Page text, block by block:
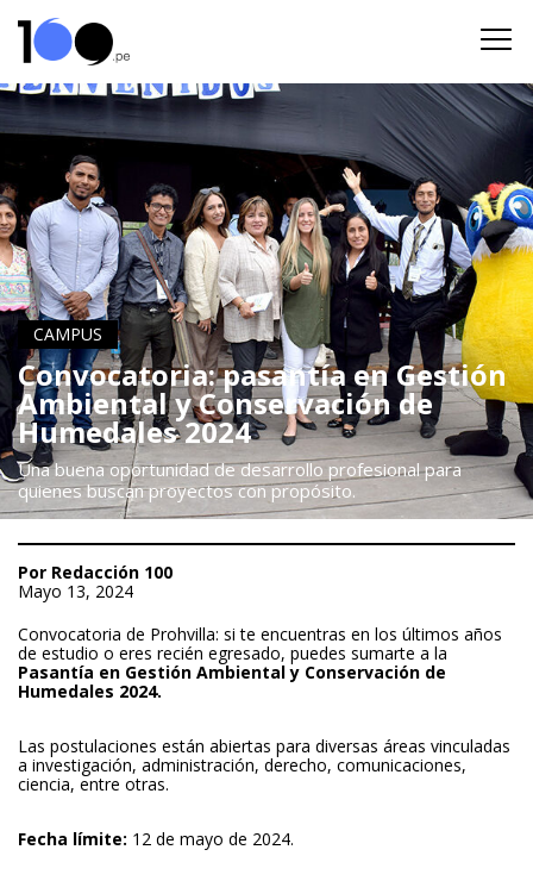
CAMPUS
Convocatoria: pasantía en Gestión
Ambiental y Conservación de
Humedales 2024
Una buena oportunidad de desarrollo profesional para
quienes buscan proyectos con propósito.
Por Redacción 100
Mayo 13, 2024
Convocatoria de Prohvilla: si te encuentras en los últimos años
de estudio o eres recién egresado, puedes sumarte a la
Pasantía en Gestión Ambiental y Conservación de
Humedales 2024.
Las postulaciones están abiertas para diversas áreas vinculadas
a investigación, administración, derecho, comunicaciones,
ciencia, entre otras.
Fecha límite: 12 de mayo de 2024.